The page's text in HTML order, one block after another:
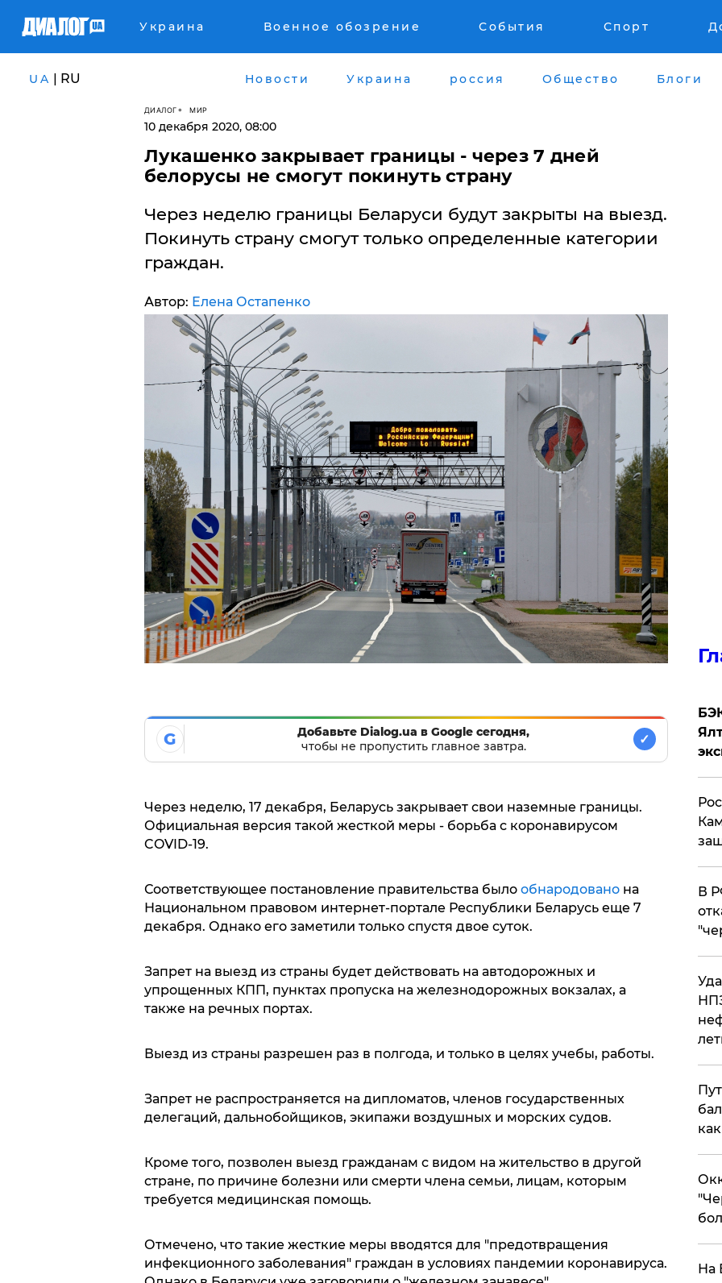
Украина Военное обозрение События Спорт
UA | RU Новости Украина россия Общество Блоги
ДИАЛОГ МИР
10 декабря 2020, 08:00
​Лукашенко закрывает границы - через 7 дней
белорусы не смогут покинуть страну
Через неделю границы Беларуси будут закрыты на выезд.
Покинуть страну смогут только определенные категории
граждан.
Автор: Елена Остапенко
G
Добавьте Dialog.ua в Google сегодня,
чтобы не пропустить главное завтра.
✓
Через неделю, 17 декабря, Беларусь закрывает свои наземные границы.
Официальная версия такой жесткой меры - борьба с коронавирусом
COVID-19.
Соответствующее постановление правительства было обнародованона
Национальном правовом интернет-портале Республики Беларусь еще 7
декабря. Однако его заметили только спустя двое суток.
Запрет на выезд из страны будет действовать на автодорожных и
упрощенных КПП, пунктах пропуска на железнодорожных вокзалах, а
также на речных портах.
Выезд из страны разрешен раз в полгода, и только в целях учебы, работы.
Запрет не распространяется на дипломатов, членов государственных
делегаций, дальнобойщиков, экипажи воздушных и морских судов.
Кроме того, позволен выезд гражданам с видом на жительство в другой
стране, по причине болезни или смерти члена семьи, лицам, которым
требуется медицинская помощь.
Отмечено, что такие жесткие меры вводятся для "предотвращения
инфекционного заболевания" граждан в условиях пандемии коронавируса.
​В
На